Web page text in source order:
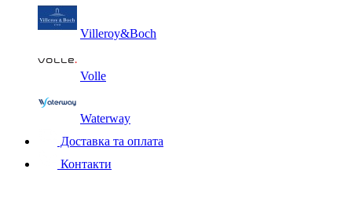
Villeroy&Boch
Volle
Waterway
Доставка та оплата
Контакти